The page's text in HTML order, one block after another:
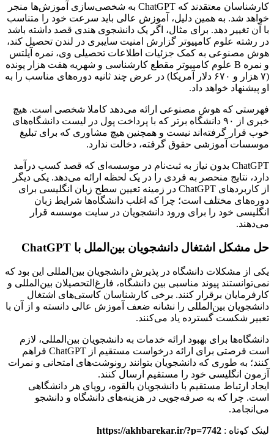
کارشناسان معتقدند که ChatGPT به شخصی‌سازی آموزش‌ها منجر
خواهد شد. به همین دلیل، آموزش عالی باید سرعت خود را متناسب
با آن تغییر دهد. برای مثال، اگر یک دانشجوی هندی قصد داشته باشد
در رشته علوم کامپیوتر گزارش امنیت سایبری در لندن تحصیل کند،
هوش مصنوعی به کمک جزئیات اطلاعات تحصیلی وی، نمره آیلتس
و نمره B علوم کامپیوتر مقطع کارشناسی و شهریه هفت هزار پونده
(۷ هزار و ۶۷۰ دلار آمریکا) در عرض چند ثانیه دوره‌های مناسب را به
او پیشنهاد خواهد داد.
فهرستی که هوش مصنوعی ارائه می‌دهد کاملا شخصی است. هیچ
خبری از ۹۰ دانشگاه‌ برتر که با پرداخت پول در لیست دانشگاه‌های
خوب قرار گرفته‌اند نیست و همچنین هیچ مشاوری که برای تبلیغ
موسسات آموزشی حقوق گرفته، دخالت ندارد.
ChatGPT بدون نیاز به ثبت‌نام در موسسه‌ای که قصد کسب درآمد
دارد، نتایج منحصر به فردی را در یک لحظه ارائه می‌دهد. یکی دیگر
از کاربردهای ChatGPT در زمینه تعیین سطح زبان انگلیسی برای
دوره‌های مختلف است؛ چرا که اغلب دانشگاه‌ها شرایط زبان
انگلیسی خود را برای ورود دانشجویان در سایت موسسه قرار
می‌دهند.
حل مشکل اشتغال دانشجویان بین‌الملل با ChatGPT
یکی از مشکلات دانشگاه در پذیرش دانشجویان بین‌المللی این بود که
نمی‌توانستند پیوند مناسبی بین دانشگاه، فارغ‌التحصیلان بین‌المللی و
کارفرمایان برقرار کنند. برخی کارشناسان کاستی‌های اشتغال
دانشجویان بین‌المللی را نشانه ضعف آموزش عالی دانسته و از آن با
تعبیر شکست گسترده یاد می‌کنند.
دانشگاه‌ها برای بهبود ارائه خدمات به دانشجویان بین‌المللی، لازم
است فرصتی برای ارائه درخواست مستقیم از ChatGPT فراهم
کنند؛ به طوری که دانشجویان بتوانند رونوشت‌های امتحانی و نمرات
آزمون انگلیسی خود را مستقیم ارسال کنند.
ایجاد ارتباط مستقیم با دانشجویان بالقوه، رویای هر دانشگاهی
است. چرا که به صرفه‌جویی در هزینه‌های دانشگاه و دانشجو
می‌انجامد.
لینک کوتاه : https://akhbarekar.ir/?p=7742